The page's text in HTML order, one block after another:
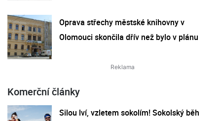
Oprava střechy městské knihovny v
Olomouci skončila dřív než bylo v plánu
Komerční články
Silou lví, vzletem sokolím! Sokolský běh